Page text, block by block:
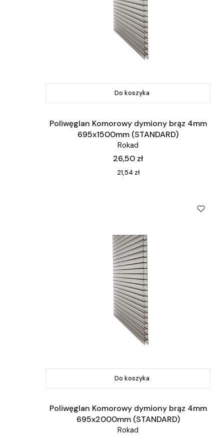
Do koszyka
Poliwęglan Komorowy dymiony brąz 4mm
695x1500mm (STANDARD)
Rokad
Cena
26,50 zł
Cena
21,54 zł
Do koszyka
Poliwęglan Komorowy dymiony brąz 4mm
695x2000mm (STANDARD)
Rokad